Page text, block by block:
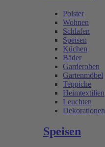
Polster
Wohnen
Schlafen
Speisen
Küchen
Bäder
Garderoben
Gartenmöbel
Teppiche
Heimtextilien
Leuchten
Dekorationen
Speisen